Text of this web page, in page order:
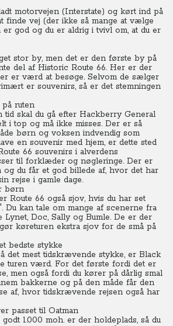
motorvejen (Interstate) og kørt ind på
finde vej (der ikke så mange at vælge
er god og du er aldrig i tvivl om, at du er
stor by, men det er den første by på
del af Historic Route 66. Her er der
er værd at besøge. Selvom de sælger
er souvenirs, så er det stemningen
ruten
tid skal du gå efter Hackberry General
i top og må ikke misses. Der er så
børn og voksen indvendig som
en souvenir med hjem, er dette sted
66 souvenirs i alverdens
til forklæder og nøgleringe. Der er
og du får et god billede af, hvor det har
rejse i gamle dage.
børn
Route 66 også sjov, hvis du har set
Du kan tale om mange af scenerne fra
Doc, Sally og Bumle. De er der
køreturen ekstra sjov for de små på
bedste stykke
det mest tidskrævende stykke, er Black
turen værd. For det første fordi det er
men også fordi du kører på dårlig smal
bakkerne og på den måde får den
af, hvor tidskrævende rejsen også har
passet til Oatman
1.000 moh. er der holdeplads, så du